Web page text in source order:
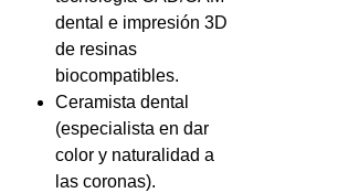
dental e impresión 3D
de resinas
biocompatibles.
Ceramista dental
(especialista en dar
color y naturalidad a
las coronas).